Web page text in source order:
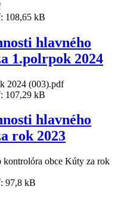
108,65 kB
hlavného
1.polrpok 2024
2024 (003).pdf
107,29 kB
hlavného
rok 2023
kontrolóra obce Kúty za rok
97,8 kB